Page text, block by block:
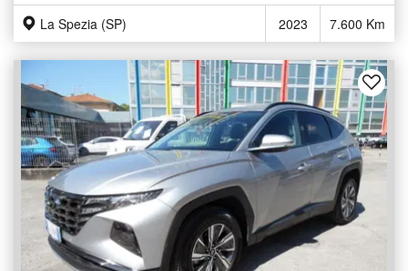
La Spezia (SP) 2023 7.600 Km